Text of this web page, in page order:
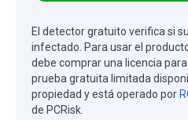
El detector gratuito verifica si
infectado. Para usar el
debe comprar una licencia
prueba gratuita limitada
propiedad y está operado por
de PCRisk.